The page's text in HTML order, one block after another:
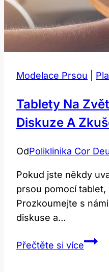
Modelace Prsou
Tablety Na
Diskuze A
OdPoliklinika Cor
Pokud jste někdy​
prsou pomocí⁤ tablet,
Prozkoumejte s
diskuse ⁢a…
Přečtěte si více